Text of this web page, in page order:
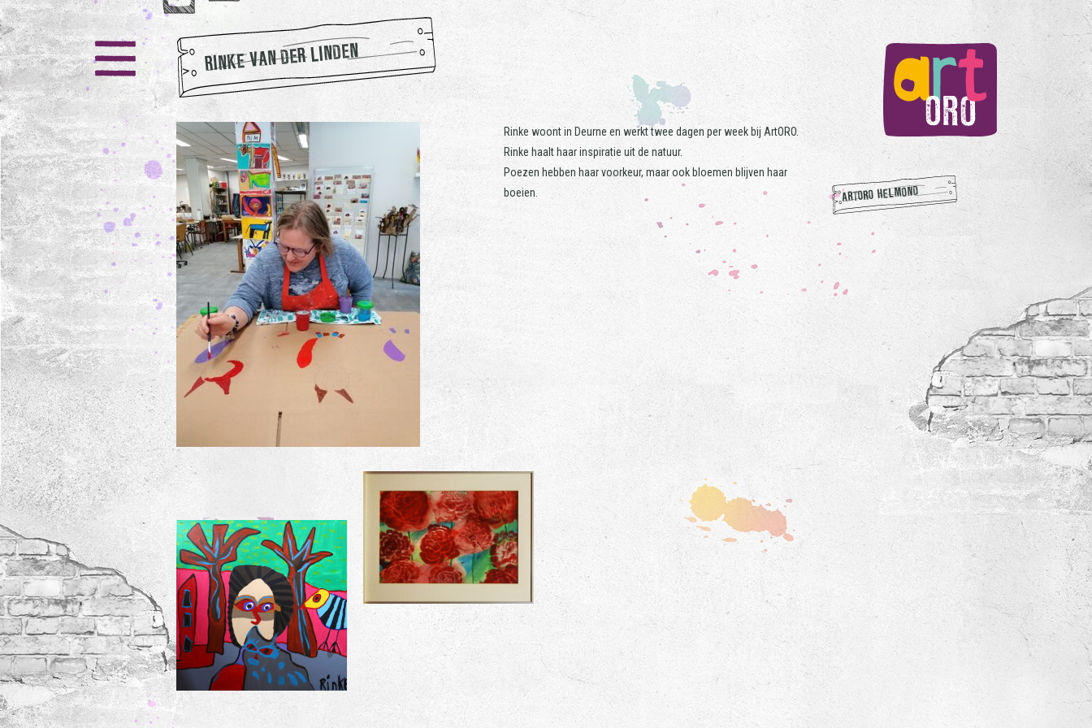
RINKE VAN DER LINDEN
Rinke woont in Deurne en werkt twee dagen per week bij ArtORO.
Rinke haalt haar inspiratie uit de natuur.
Poezen hebben haar voorkeur, maar ook bloemen blijven haar
boeien.
ARTORO HELMOND